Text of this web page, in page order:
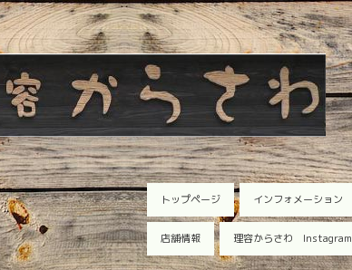
トップページ インフォメーション
店舗情報 理容からさわ Instagram